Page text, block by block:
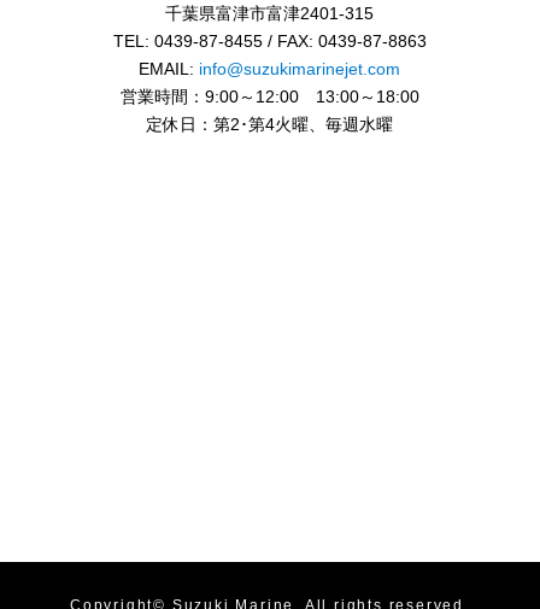
千葉県富津市富津2401-315
TEL: 0439-87-8455 / FAX: 0439-87-8863
EMAIL: info@suzukimarinejet.com
営業時間：9:00～12:00 13:00～18:00
定休日：第2･第4火曜、毎週水曜
Copyright© Suzuki Marine . All rights reserved.